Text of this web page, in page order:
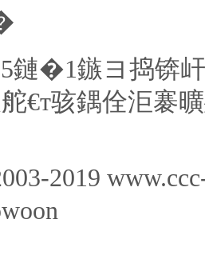
�1鏃ヨ捣锛屽
€т骇鍝佺洰褰
2019